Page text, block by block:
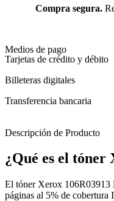
Compra segura.
Medios de pago
Tarjetas de crédito y débito
Billeteras digitales
Transferencia bancaria
Descripción de Producto
¿Qué es el tóner
El tóner Xerox 106R03913
páginas al 5% de cobertura